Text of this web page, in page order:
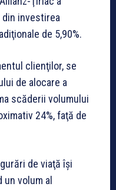
din investirea
de 5,90%.
clienţilor, se
de alocare a
scăderii volumului
24%, faţă de
de viaţă îşi
volum al